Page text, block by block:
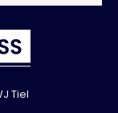
Tiel